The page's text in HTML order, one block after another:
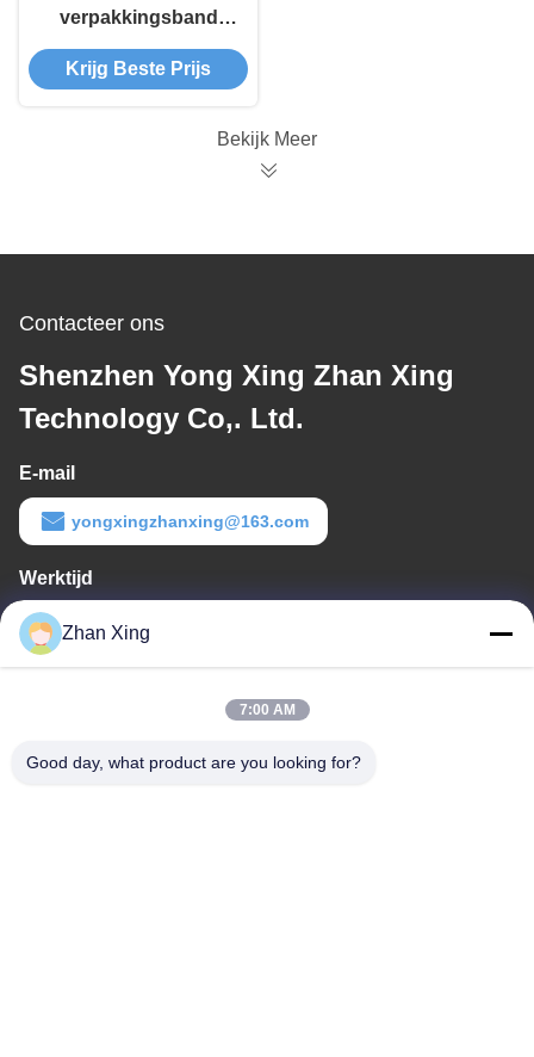
verpakkingsband
rollen banden
wikkeling machine
Krijg Beste Prijs
Bekijk Meer
Contacteer ons
Shenzhen Yong Xing Zhan Xing
Technology Co,. Ltd.
E-mail
yongxingzhanxing@163.com
Werktijd
8:00-20:00
Ons adres
de bijlage bij Verordening (EG) nr. 1225/2009 vermelde
Zhan Xing
7:00 AM
Good day, what product are you looking for?